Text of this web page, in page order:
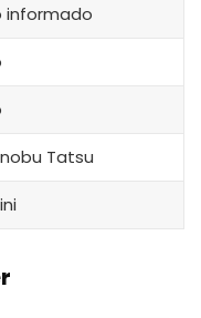
informado
Tatsu